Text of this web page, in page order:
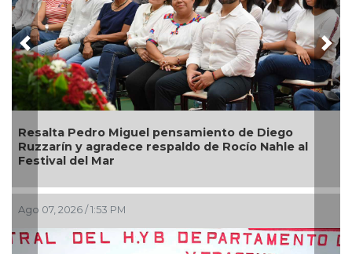
Resalta Pedro Miguel pensamiento de Diego
Ruzzarín y agradece respaldo de Rocío Nahle al
Festival del Mar
Ago 07, 2026 / 1:53 PM
Previous